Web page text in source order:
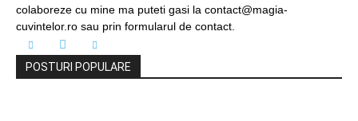
colaboreze cu mine ma puteti gasi la contact@magia-
cuvintelor.ro sau prin formularul de contact.
POSTURI POPULARE